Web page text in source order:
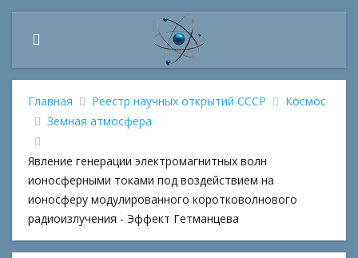
Главная Реестр научных открытий СССР
Космос
Земная атмосфера
Явление генерации электромагнитных волн
ионосферными токами под воздействием на
ионосферу модулированного коротковолнового
радиоизлучения - Эффект Гетманцева